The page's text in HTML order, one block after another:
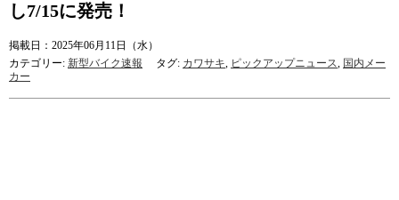
し7/15に発売！
掲載日：2025年06月11日（水）
カテゴリー: 新型バイク速報 タグ: カワサキ, ピックアップニュース, 国内メー
カー